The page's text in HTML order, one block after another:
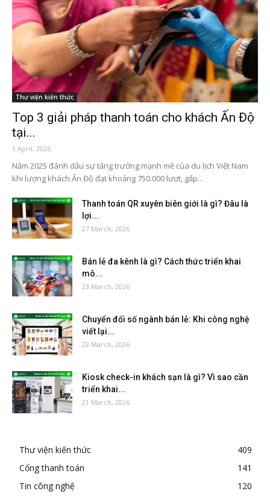
Thư viện kiến thức
Top 3 giải pháp thanh toán cho khách Ấn Độ
tại...
1 April, 2026
Năm 2025 đánh dấu sự tăng trưởng mạnh mẽ của du lịch Việt Nam
khi lượng khách Ấn Độ đạt khoảng 750.000 lượt, gấp...
Thanh toán QR xuyên biên giới là gì? Đâu là
lợi...
27 March, 2026
Bán lẻ đa kênh là gì? Cách thức triển khai
mô...
23 March, 2026
Chuyển đổi số ngành bán lẻ: Khi công nghệ
viết lại...
22 March, 2026
Kiosk check-in khách sạn là gì? Vì sao cần
triển khai...
21 March, 2026
Thư viện kiến thức
409
Cổng thanh toán
141
Tin công nghệ
120